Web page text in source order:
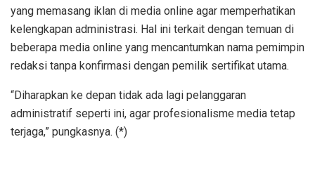
yang memasang iklan di media online agar memperhatikan
kelengkapan administrasi. Hal ini terkait dengan temuan di
beberapa media online yang mencantumkan nama pemimpin
redaksi tanpa konfirmasi dengan pemilik sertifikat utama.
“Diharapkan ke depan tidak ada lagi pelanggaran
administratif seperti ini, agar profesionalisme media tetap
terjaga,” pungkasnya. (*)